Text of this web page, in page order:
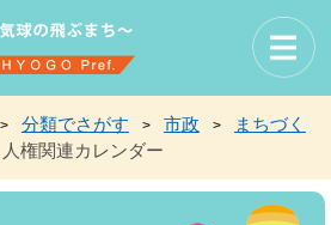
> 分類でさがす > 市政 >
まちづく
人権関連カレンダー